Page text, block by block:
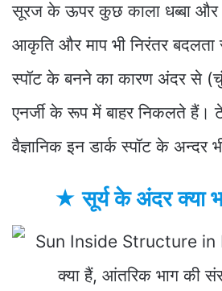
सूरज के ऊपर कुछ काला धब्बा और
आकृति और माप भी निरंतर बदलता
स्पॉट के बनने का कारण अंदर से
एनर्जी के रूप में बाहर निकलते हैं।
वैज्ञानिक इन डार्क स्पॉट के अन्दर
★ सूर्य के अंदर क्या